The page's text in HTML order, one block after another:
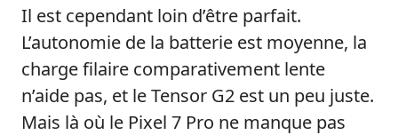
Il est cependant loin d’être parfait.
L’autonomie de la batterie est moyenne, la
charge filaire comparativement lente
n’aide pas, et le Tensor G2 est un peu juste.
Mais là où le Pixel 7 Pro ne manque pas